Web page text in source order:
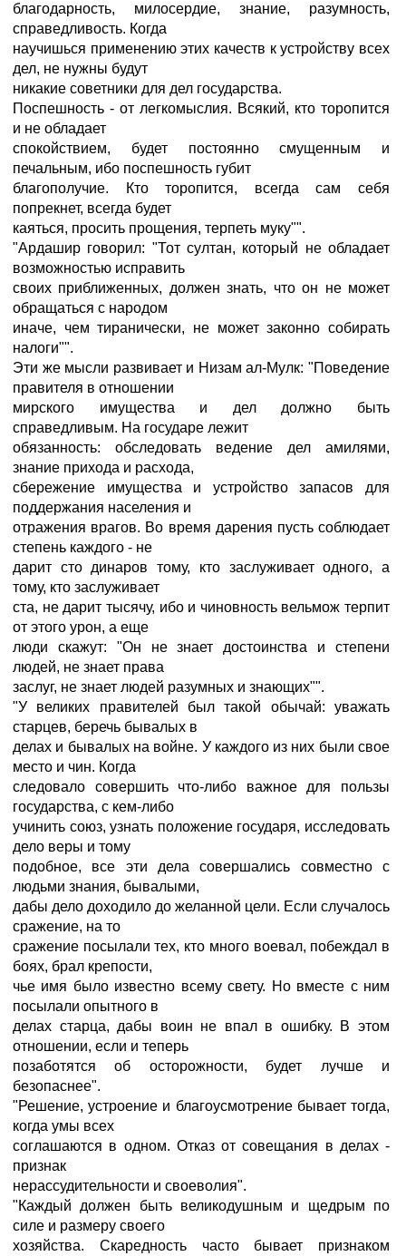
благодарность, милосердие, знание, разумность,
справедливость. Когда
научишься применению этих качеств к устройству всех
дел, не нужны будут
никакие советники для дел государства.
Поспешность - от легкомыслия. Всякий, кто торопится
и не обладает
спокойствием, будет постоянно смущенным и
печальным, ибо поспешность губит
благополучие. Кто торопится, всегда сам себя
попрекнет, всегда будет
каяться, просить прощения, терпеть муку"".
"Ардашир говорил: "Тот султан, который не обладает
возможностью исправить
своих приближенных, должен знать, что он не может
обращаться с народом
иначе, чем тиранически, не может законно собирать
налоги"".
Эти же мысли развивает и Низам ал-Мулк: "Поведение
правителя в отношении
мирского имущества и дел должно быть
справедливым. На государе лежит
обязанность: обследовать ведение дел амилями,
знание прихода и расхода,
сбережение имущества и устройство запасов для
поддержания населения и
отражения врагов. Во время дарения пусть соблюдает
степень каждого - не
дарит сто динаров тому, кто заслуживает одного, а
тому, кто заслуживает
ста, не дарит тысячу, ибо и чиновность вельмож терпит
от этого урон, а еще
люди скажут: "Он не знает достоинства и степени
людей, не знает права
заслуг, не знает людей разумных и знающих"".
"У великих правителей был такой обычай: уважать
старцев, беречь бывалых в
делах и бывалых на войне. У каждого из них были свое
место и чин. Когда
следовало совершить что-либо важное для пользы
государства, с кем-либо
учинить союз, узнать положение государя, исследовать
дело веры и тому
подобное, все эти дела совершались совместно с
людьми знания, бывалыми,
дабы дело доходило до желанной цели. Если случалось
сражение, на то
сражение посылали тех, кто много воевал, побеждал в
боях, брал крепости,
чье имя было известно всему свету. Но вместе с ним
посылали опытного в
делах старца, дабы воин не впал в ошибку. В этом
отношении, если и теперь
позаботятся об осторожности, будет лучше и
безопаснее".
"Решение, устроение и благоусмотрение бывает тогда,
когда умы всех
соглашаются в одном. Отказ от совещания в делах -
признак
нерассудительности и своеволия".
"Каждый должен быть великодушным и щедрым по
силе и размеру своего
хозяйства. Скаредность часто бывает признаком